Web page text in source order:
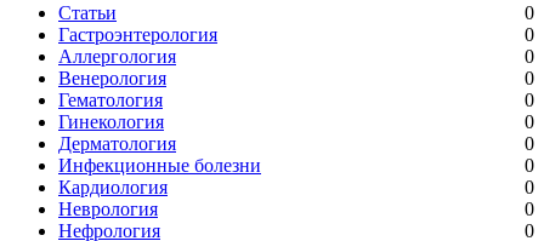
Статьи
0
Гастроэнтерология
0
Аллергология
0
Венерология
0
Гематология
0
Гинекология
0
Дерматология
0
Инфекционные болезни
0
Кардиология
0
Неврология
0
Нефрология
0